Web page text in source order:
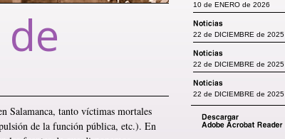
Salamanca, tanto víctimas mortales
de la función pública, etc.). En
10 de ENERO de 2026
22 de DICIEMBRE de 2025
22 de DICIEMBRE de 2025
22 de DICIEMBRE de 2025